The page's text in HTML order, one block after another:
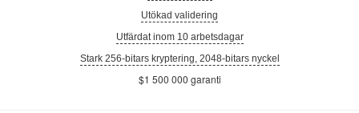
Utökad validering
Utfärdat inom 10 arbetsdagar
Stark 256-bitars kryptering, 2048-bitars nyckel
$1 500 000 garanti